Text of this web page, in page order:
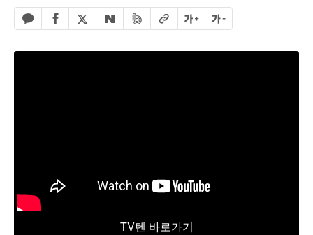
카카오톡 공유하기
페이스북 공유하기
엑스 공유하기
네이버 공유하기
밴드 공유하기
URL복사글자 크게글자 작게
TV텐 바로가기